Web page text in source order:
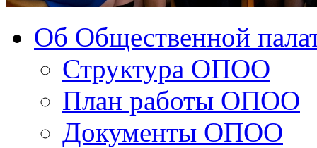
Об Общественной
Структура ОПОО
План работы ОПОО
Документы ОПОО